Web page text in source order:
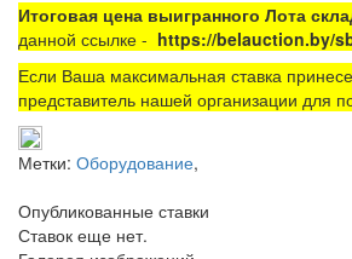
Итоговая цена выигранного Лота
данной ссылке - https://belauction.by/
Если Ваша максимальная ставка
представитель нашей организации для
Метки: Оборудование,
Опубликованные ставки
Ставок еще нет.